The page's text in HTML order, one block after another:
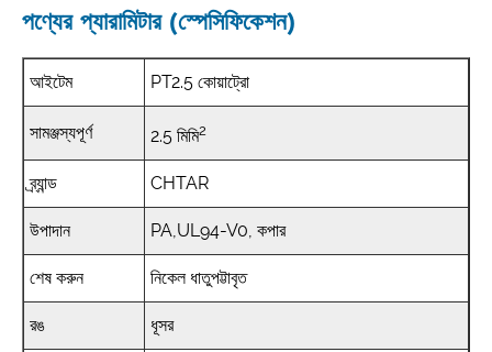
পণ্যের প্যারামিটার (স্পেসিফিকেশন)
আইটেম PT2.5 কোয়াট্রো
সামঞ্জস্যপূর্ণ 2.5 মিমি2
ব্র্যান্ড CHTAR
উপাদান PA,UL94-V0, কপার
শেষ করুন নিকেল ধাতুপট্টাবৃত
রঙ ধূসর